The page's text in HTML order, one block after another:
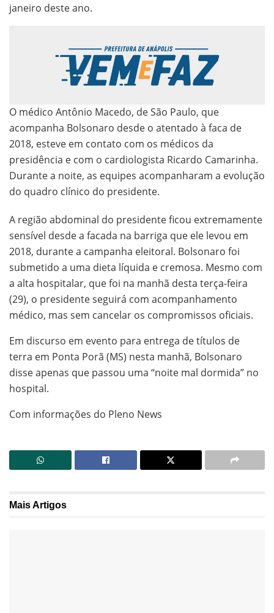
janeiro deste ano.
O médico Antônio Macedo, de São Paulo, que
acompanha Bolsonaro desde o atentado à faca de
2018, esteve em contato com os médicos da
presidência e com o cardiologista Ricardo Camarinha.
Durante a noite, as equipes acompanharam a evolução
do quadro clínico do presidente.
A região abdominal do presidente ficou extremamente
sensível desde a facada na barriga que ele levou em
2018, durante a campanha eleitoral. Bolsonaro foi
submetido a uma dieta líquida e cremosa. Mesmo com
a alta hospitalar, que foi na manhã desta terça-feira
(29), o presidente seguirá com acompanhamento
médico, mas sem cancelar os compromissos oficiais.
Em discurso em evento para entrega de títulos de
terra em Ponta Porã (MS) nesta manhã, Bolsonaro
disse apenas que passou uma “noite mal dormida” no
hospital.
Com informações do Pleno News
MaisArtigos